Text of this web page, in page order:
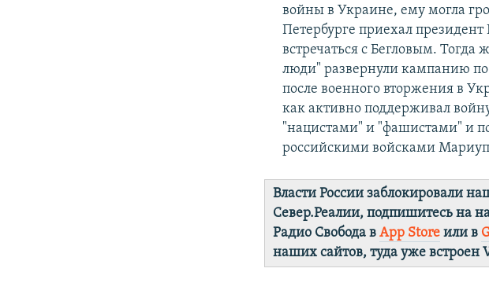
войны в Украине, ему могла
Петербурге приехал
встречаться с Бегловым. Тогда
люди" развернули кампанию по
после военного вторжения в
как активно поддерживал
"нацистами" и "фашистами" и
российскими войсками
Власти России заблокировали
Север.Реалии, подпишитесь на
Радио Свобода вApp Store или в
наших сайтов, туда уже встроен